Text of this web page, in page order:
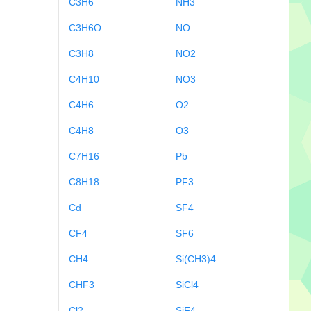
C3H6O
C3H8
C4H10
C4H6
C4H8
C7H16
C8H18
Cd
CF4
CH4
CHF3
NO
NO2
NO3
O2
O3
Pb
PF3
SF4
SF6
Si(CH3)4
SiCl4